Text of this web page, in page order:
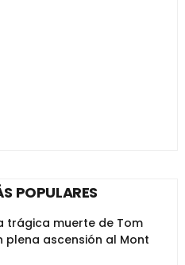
POPULARES
trágica muerte de Tom
plena ascensión al Mont